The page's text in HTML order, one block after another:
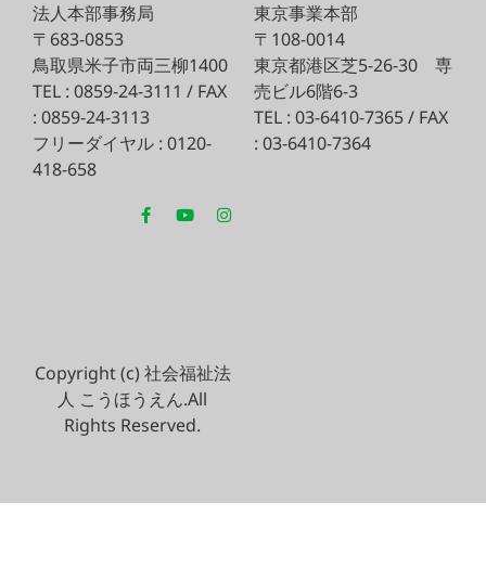
法人本部事務局
〒683-0853
鳥取県米子市両三柳1400
TEL : 0859-24-3111 / FAX
: 0859-24-3113
フリーダイヤル : 0120-
418-658
東京事業本部
〒108-0014
東京都港区芝5-26-30 専
売ビル6階6-3
TEL : 03-6410-7365 / FAX
: 03-6410-7364
Copyright (c) 社会福祉法
人 こうほうえん.All
Rights Reserved.